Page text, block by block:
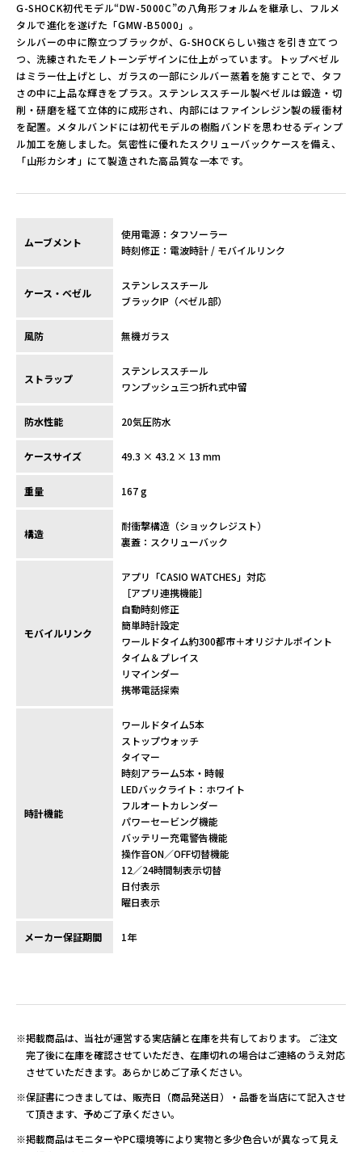
G-SHOCK初代モデル“DW-5000C”の八角形フォルムを継承し、フルメ
タルで進化を遂げた「GMW-B5000」。
シルバーの中に際立つブラックが、G-SHOCKらしい強さを引き立てつ
つ、洗練されたモノトーンデザインに仕上がっています。トップベゼル
はミラー仕上げとし、ガラスの一部にシルバー蒸着を施すことで、タフ
さの中に上品な輝きをプラス。ステンレススチール製ベゼルは鍛造・切
削・研磨を経て立体的に成形され、内部にはファインレジン製の緩衝材
を配置。メタルバンドには初代モデルの樹脂バンドを思わせるディンプ
ル加工を施しました。気密性に優れたスクリューバックケースを備え、
「山形カシオ」にて製造された高品質な一本です。
ムーブメント
使用電源：タフソーラー
時刻修正：電波時計 / モバイルリンク
ケース・ベゼル
ステンレススチール
ブラックIP（ベゼル部）
風防 無機ガラス
ストラップ
ステンレススチール
ワンプッシュ三つ折れ式中留
防水性能 20気圧防水
ケースサイズ 49.3 × 43.2 × 13 mm
重量 167 g
構造
耐衝撃構造（ショックレジスト）
裏蓋：スクリューバック
モバイルリンク
アプリ「CASIO WATCHES」対応
［アプリ連携機能］
自動時刻修正
簡単時計設定
ワールドタイム約300都市＋オリジナルポイント
タイム＆プレイス
リマインダー
携帯電話探索
時計機能
ワールドタイム5本
ストップウォッチ
タイマー
時刻アラーム5本・時報
LEDバックライト：ホワイト
フルオートカレンダー
パワーセービング機能
バッテリー充電警告機能
操作音ON／OFF切替機能
12／24時間制表示切替
日付表示
曜日表示
メーカー保証期間 1年
※掲載商品は、当社が運営する実店舗と在庫を共有しております。 ご注文
完了後に在庫を確認させていただき、在庫切れの場合はご連絡のうえ対応
させていただきます。あらかじめご了承ください。
※保証書につきましては、販売日（商品発送日）・品番を当店にて記入させ
て頂きます、予めご了承ください。
※掲載商品はモニターやPC環境等により実物と多少色合いが異なって見え